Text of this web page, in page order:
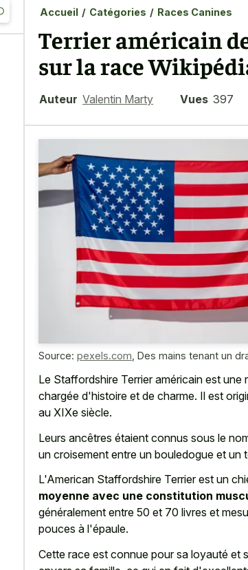
Accueil / Catégories / Races Canines
Terrier américain
sur la race
Auteur Valentin Marty Vues 397
Source: pexels.com Des mains tenant un
Le Staffordshire Terrier américain est une
chargée d'histoire et de charme. Il est
au XIXe siècle.
Leurs ancêtres étaient connus sous le
un croisement entre un bouledogue et un
L'American Staffordshire Terrier est un
moyenne avec une constitution
généralement entre 50 et 70 livres et
pouces à l'épaule.
Cette race est connue pour sa loyauté et